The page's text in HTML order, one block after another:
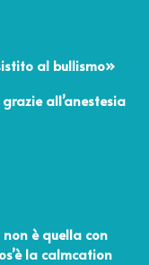
al bullismo»
all’anestesia
è quella con
la calmcation